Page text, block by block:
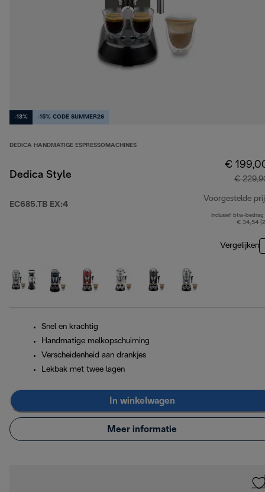
-13% -15% CODE SUMMER26
DEDICA HANDMATIGE ESPRESSOMACHINES
Dedica Style
EC685.TB EX:4
€
€
Voorgestelde
Inclusief btw-bedrag
€ 34,54
Vergelijken
Snel en krachtig
Handmatige melkopschuiming
Verscheidenheid aan drankjes
Lekbak met twee lagen
In winkelwagen
Meer informatie